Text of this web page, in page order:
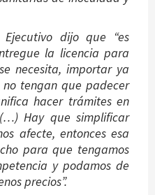
dijo que “es
la licencia para
necesita, importar ya
no tengan que padecer
hacer trámites en
Hay que simplificar
afecte, entonces esa
para que tengamos
y podamos de
precios”.